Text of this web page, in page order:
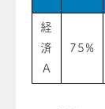
経
済
A
75%